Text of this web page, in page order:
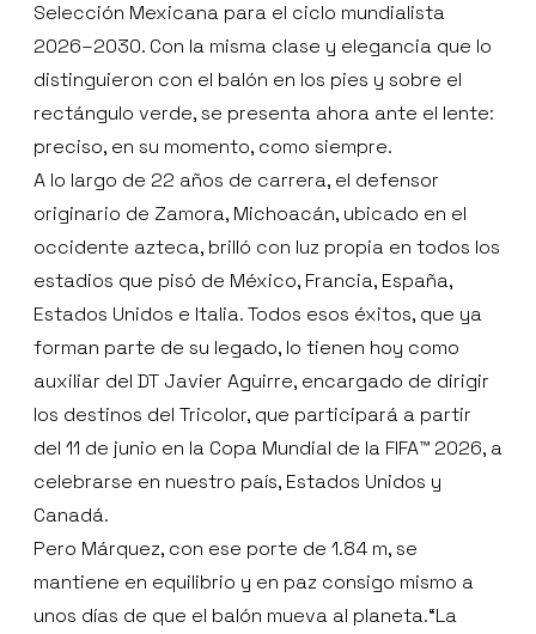
Selección Mexicana para el ciclo mundialista
2026–2030. Con la misma clase y elegancia que lo
distinguieron con el balón en los pies y sobre el
rectángulo verde, se presenta ahora ante el lente:
preciso, en su momento, como siempre.
A lo largo de 22 años de carrera, el defensor
originario de Zamora, Michoacán, ubicado en el
occidente azteca, brilló con luz propia en todos los
estadios que pisó de México, Francia, España,
Estados Unidos e Italia. Todos esos éxitos, que ya
forman parte de su legado, lo tienen hoy como
auxiliar del DT Javier Aguirre, encargado de dirigir
los destinos del Tricolor, que participará a partir
del 11 de junio en la Copa Mundial de la FIFA™ 2026, a
celebrarse en nuestro país, Estados Unidos y
Canadá.
Pero Márquez, con ese porte de 1.84 m, se
mantiene en equilibrio y en paz consigo mismo a
unos días de que el balón mueva al planeta.“La